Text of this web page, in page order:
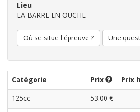
Lieu
LA BARRE EN OUCHE
Où se situe l'épreuve ? Une
Catégorie Prix Prix
125cc
53.00 €